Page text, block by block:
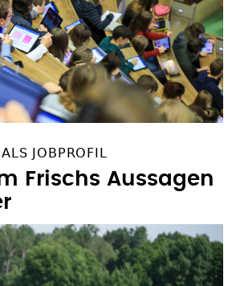
JOBPROFIL
Frischs Aussagen